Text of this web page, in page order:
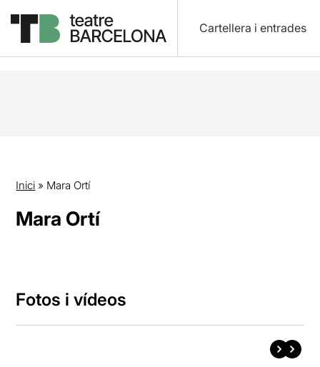
Cartellera i entrades
Inici » Mara Ortí
Mara Ortí
Fotos i vídeos